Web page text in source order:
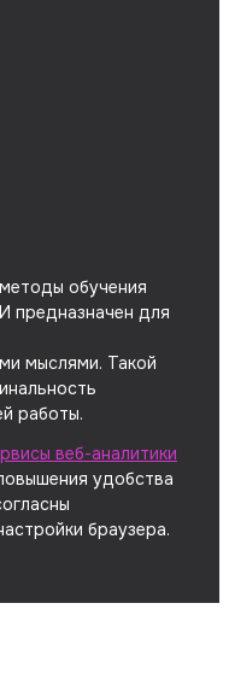
обучения
предназначен для
мыслями. Такой
работы.
веб-аналитики
удобства
браузера.